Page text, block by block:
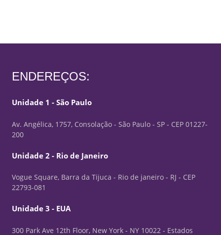
ENDEREÇOS:
Unidade 1 - São Paulo
Av. Angélica, 1757, Consolação - São Paulo - SP - CEP 01227-
200
Unidade 2 - Rio de Janeiro
Vogue Square, Barra da Tijuca - Rio de janeiro - RJ - CEP
22793-081
Unidade 3 - EUA
300 Park Ave 12th Floor, New York - NY 10022 - Estados